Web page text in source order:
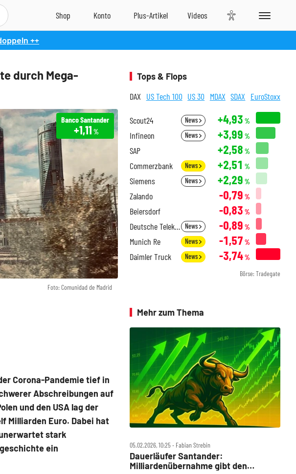
++
durch Mega-
Foto: Comunidad de Madrid
Banco Santander
+1,11 %
Corona-Pandemie tief in
Abschreibungen auf
und den USA lag der
Milliarden Euro. Dabei hat
stark
ein
Tops & Flops
DAX US Tech 100 US 30 MDAX SDAX EuroStoxx
Scout24 News +4,93 %
Infineon News +3,99 %
SAP +2,58 %
Commerzbank News +2,51 %
Siemens News +2,29 %
Zalando -0,79 %
Beiersdorf -0,83 %
Deutsche Telekom News -0,89 %
Munich Re News -1,57 %
Daimler Truck News -3,74%
Börse: Tradegate
Mehr zum Thema
05.02.2026, 10:25 ‧ Fabian Strebin
Dauerläufer Santander:
Milliardenübernahme gibt den